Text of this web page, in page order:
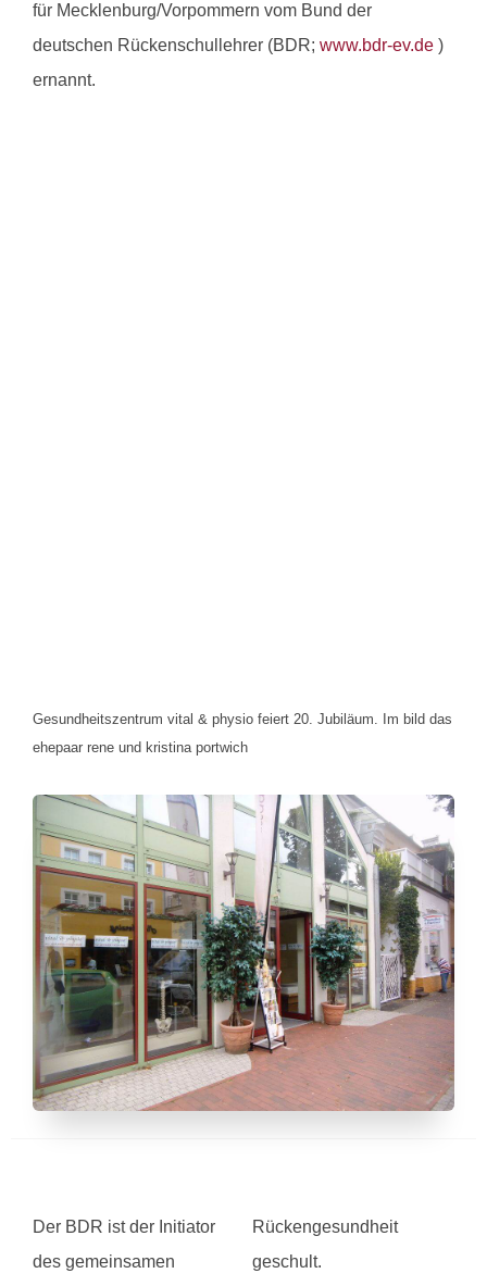
für Mecklenburg/Vorpommern vom Bund der
deutschen Rückenschullehrer (BDR; www.bdr-ev.de )
ernannt.
Gesundheitszentrum vital & physio feiert 20. Jubiläum. Im bild das
ehepaar rene und kristina portwich
Der BDR ist der Initiator
des gemeinsamen
Rückengesundheit
geschult.